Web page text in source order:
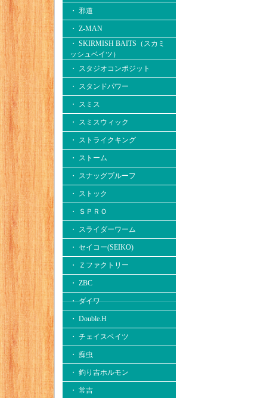
・ 邪道
・ Z-MAN
・ SKIRMISH BAITS（スカミ
ッシュベイツ）
・ スタジオコンポジット
・ スタンドパワー
・ スミス
・ スミスウィック
・ ストライクキング
・ ストーム
・ スナッグプルーフ
・ ストック
・ ＳＰＲＯ
・ スライダーワーム
・ セイコー(SEIKO)
・ Ｚファクトリー
・ ZBC
・ ダイワ
・ Double.H
・ チェイスベイツ
・ 痴虫
・ 釣り吉ホルモン
・ 常吉